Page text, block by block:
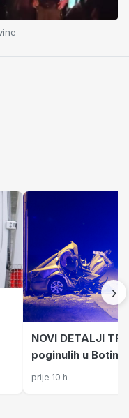
NOVI DETALJI
poginulih u
poznato policiji,
prije 10 h
›